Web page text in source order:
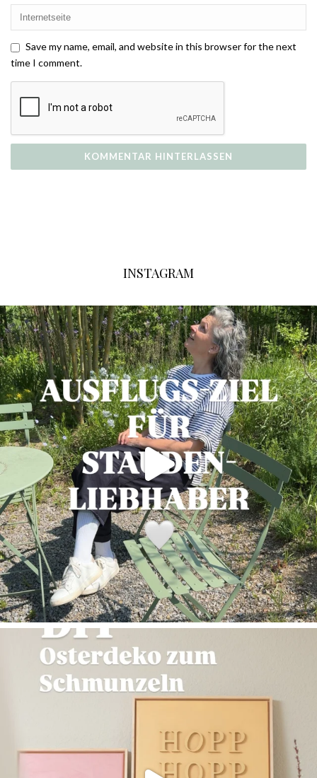
Save my name, email, and website in this browser for the next
time I comment.
INSTAGRAM